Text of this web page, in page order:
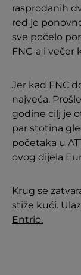
rasprodanih
red je
sve počelo
FNC-a i
Jer kad FNC
najveća.
godine cilj je
par stotina
početaka u
ovog dijela
Krug se
stiže kući.
Entrio.